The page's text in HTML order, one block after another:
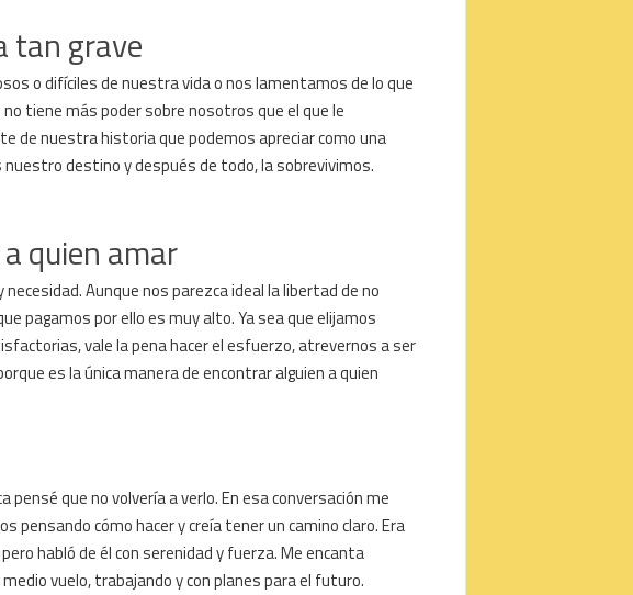
tan grave
o difíciles de nuestra vida o nos lamentamos de lo que
tiene más poder sobre nosotros que el que le
de nuestra historia que podemos apreciar como una
destino y después de todo, la sobrevivimos.
quien amar
Aunque nos parezca ideal la libertad de no
pagamos por ello es muy alto. Ya sea que elijamos
vale la pena hacer el esfuerzo, atrevernos a ser
es la única manera de encontrar alguien a quien
que no volvería a verlo. En esa conversación me
pensando cómo hacer y creía tener un camino claro. Era
habló de él con serenidad y fuerza. Me encanta
vuelo, trabajando y con planes para el futuro.